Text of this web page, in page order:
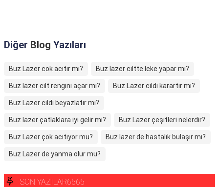
Diğer Blog Yazıları
Buz Lazer cok acıtır mı? Buz lazer ciltte leke yapar mı?
Buz lazer cilt rengini açar mı? Buz Lazer cildi karartır mı?
Buz Lazer cildi beyazlatır mı?
Buz lazer çatlaklara iyi gelir mi? Buz Lazer çeşitleri nelerdir?
Buz Lazer çok acıtıyor mu? Buz lazer de hastalık bulaşır mı?
Buz Lazer de yanma olur mu?
SON YAZILAR6565